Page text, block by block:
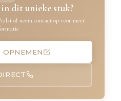
dit unieke stuk?
of neem contact op voor meer
OPNEMEN